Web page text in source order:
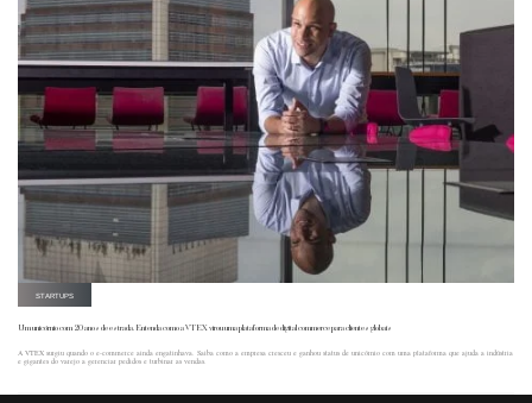
STARTUPS
Um unicórnio com 20 anos de estrada. Entenda como a VTEX virou uma plataforma de digital commerce para clientes globais
A VTEX surgiu quando o e-commerce ainda engatinhava. Saiba como a empresa cresceu e ganhou status de unicórnio com uma plataforma que ajuda a indústria
e gigantes do varejo a gerenciar pedidos e turbinar as vendas.